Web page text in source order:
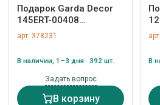
Подарок Garda Decor
145ERT-00408
Полотенце Лирика
модал кофе 30*50 арт.
арт. 378231
В наличии, 1–3 дня · 392 шт.
Задать вопрос
В корзину
В